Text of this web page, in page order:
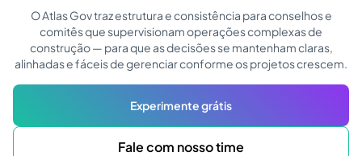
O Atlas Gov traz estrutura e consistência para conselhos e
comitês que supervisionam operações complexas de
construção — para que as decisões se mantenham claras,
alinhadas e fáceis de gerenciar conforme os projetos crescem.
Experimente grátis
Fale com nosso time